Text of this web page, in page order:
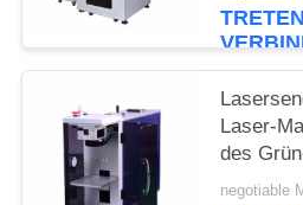
Laser-
des
negotiable